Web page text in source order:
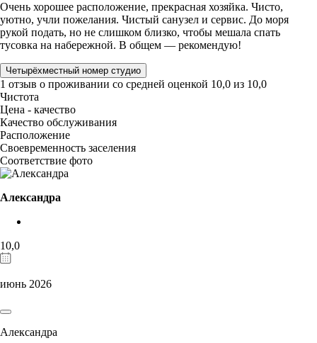
Очень хорошее расположение, прекрасная хозяйка. Чисто,
уютно, учли пожелания. Чистый санузел и сервис. До моря
рукой подать, но не слишком близко, чтобы мешала спать
тусовка на набережной. В общем — рекомендую!
Четырёхместный номер студио
1 отзыв о проживании со средней оценкой 10,0 из 10,0
Чистота
Цена - качество
Качество обслуживания
Расположение
Своевременность заселения
Соответствие фото
Александра
10,0
июнь 2026
Александра